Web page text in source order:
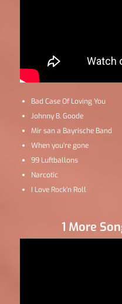
Bad Case Of Loving You
Johnny B. Goode
Mir san a Bayrische Band
When you’re gone
99 Luftballons
Narcotic
I Love Rock’n Roll
1 More